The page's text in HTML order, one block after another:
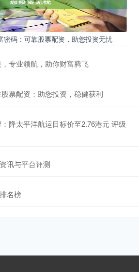
密码：可靠股票配资，助您投资无忧
专业领航，助你财富腾飞
票配资：助您投资，稳健获利
降太平洋航运目标价至2.76港元 评级
讯与平台评测
名榜